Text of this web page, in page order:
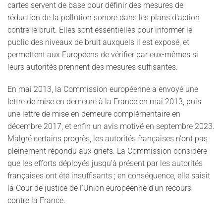
cartes servent de base pour définir des mesures de
réduction de la pollution sonore dans les plans d'action
contre le bruit. Elles sont essentielles pour informer le
public des niveaux de bruit auxquels il est exposé, et
permettent aux Européens de vérifier par eux-mêmes si
leurs autorités prennent des mesures suffisantes.
En mai 2013, la Commission européenne a envoyé une
lettre de mise en demeure à la France en mai 2013, puis
une lettre de mise en demeure complémentaire en
décembre 2017, et enfin un avis motivé en septembre 2023.
Malgré certains progrès, les autorités françaises n'ont pas
pleinement répondu aux griefs. La Commission considère
que les efforts déployés jusqu'à présent par les autorités
françaises ont été insuffisants ; en conséquence, elle saisit
la Cour de justice de l'Union européenne d'un recours
contre la France.